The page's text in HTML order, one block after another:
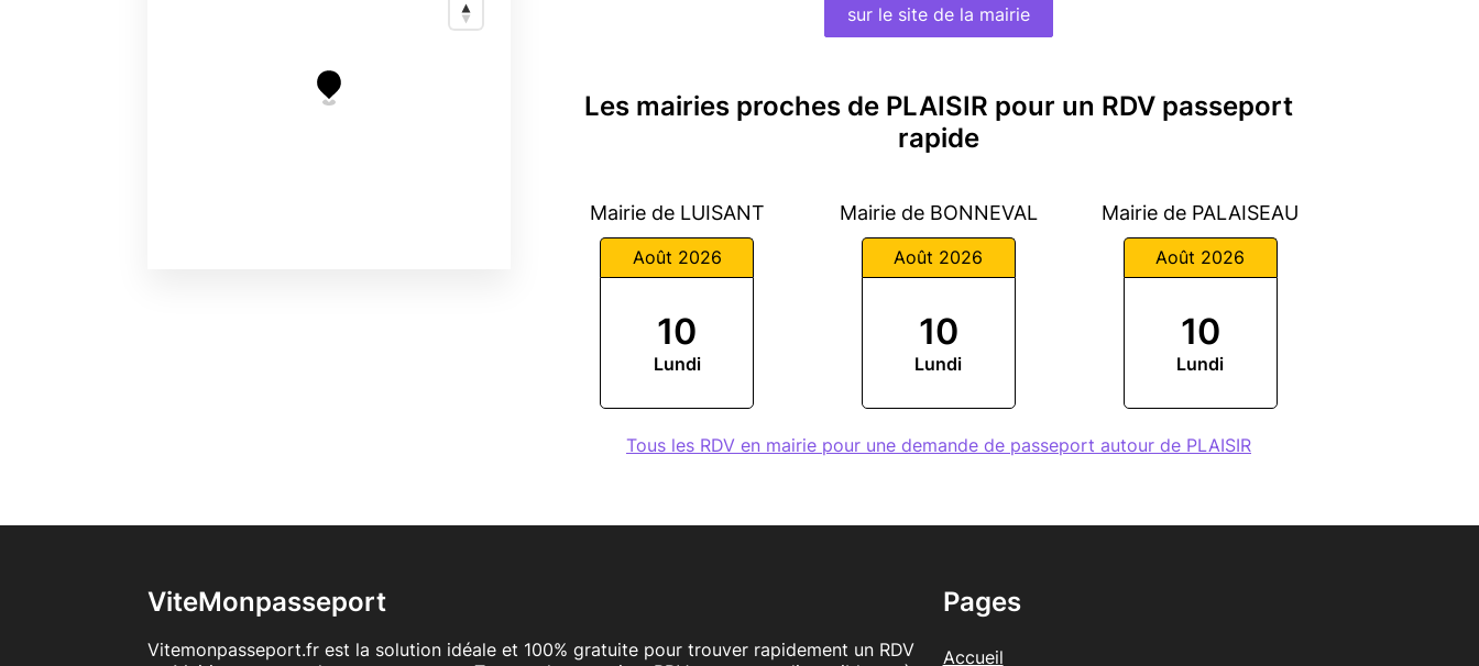
sur le site de la mairie
Les mairies proches de PLAISIR pour un RDV passeport
rapide
Mairie de LUISANT
Août 2026
10
Lundi
Mairie de BONNEVAL
Août 2026
10
Lundi
Mairie de PALAISEAU
Août 2026
10
Lundi
Tous les RDV en mairie pour une demande de passeport autour de PLAISIR
ViteMonpasseport
Vitemonpasseport.fr est la solution idéale et 100% gratuite pour trouver rapidement un RDV
Pages
Accueil